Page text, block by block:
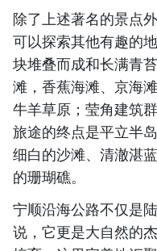
除了上述著名的景点
可以探索其他有趣的
块堆叠而成和长满青
滩，香蕉海滩、京海
牛羊草原；莹角建筑
旅途的终点是平立半
细白的沙滩、清澈湛
的珊瑚礁。
宁顺沿海公路不仅是
说，它更是大自然的